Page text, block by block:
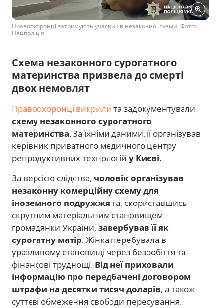
Правоохоронці затримують учасників незаконної схеми. Фото:
Нацполіція
Схема незаконного сурогатного
материнства призвела до смерті
двох немовлят
Правоохоронці викрили та задокументували
схему незаконного сурогатного
материнства. За їхніми даними, її організував
керівник приватного медичного центру
репродуктивних технологій у Києві.
За версією слідства, чоловік організував
незаконну комерційну схему для
іноземного подружжя та, скориставшись
скрутним матеріальним становищем
громадянки України, завербував її як
сурогатну матір. Жінка перебувала в
уразливому становищі через безробіття та
фінансові труднощі. Від неї приховали
інформацію про передбачені договором
штрафи на десятки тисяч доларів, а також
суттєві обмеження свободи пересування.